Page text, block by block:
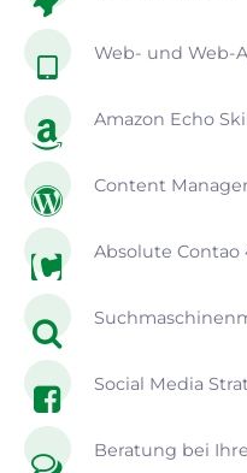
Web- und Web-
Amazon Echo
Content
Absolute Contao
Social Media
Beratung bei